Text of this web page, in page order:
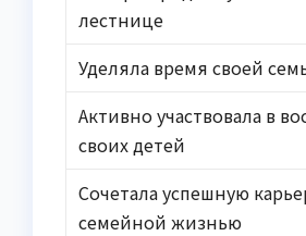
лестнице
Уделяла время своей
Активно участвовала в
своих детей
Сочетала успешную
семейной жизнью